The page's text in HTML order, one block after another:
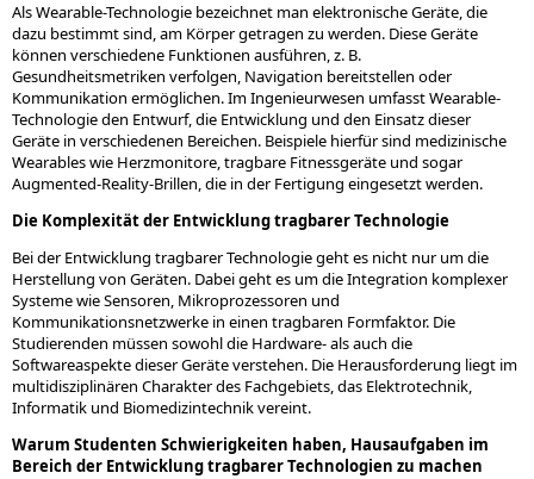
Als Wearable-Technologie bezeichnet man elektronische Geräte, die
dazu bestimmt sind, am Körper getragen zu werden. Diese Geräte
können verschiedene Funktionen ausführen, z. B.
Gesundheitsmetriken verfolgen, Navigation bereitstellen oder
Kommunikation ermöglichen. Im Ingenieurwesen umfasst Wearable-
Technologie den Entwurf, die Entwicklung und den Einsatz dieser
Geräte in verschiedenen Bereichen. Beispiele hierfür sind medizinische
Wearables wie Herzmonitore, tragbare Fitnessgeräte und sogar
Augmented-Reality-Brillen, die in der Fertigung eingesetzt werden.
Die Komplexität der Entwicklung tragbarer Technologie
Bei der Entwicklung tragbarer Technologie geht es nicht nur um die
Herstellung von Geräten. Dabei geht es um die Integration komplexer
Systeme wie Sensoren, Mikroprozessoren und
Kommunikationsnetzwerke in einen tragbaren Formfaktor. Die
Studierenden müssen sowohl die Hardware- als auch die
Softwareaspekte dieser Geräte verstehen. Die Herausforderung liegt im
multidisziplinären Charakter des Fachgebiets, das Elektrotechnik,
Informatik und Biomedizintechnik vereint.
Warum Studenten Schwierigkeiten haben, Hausaufgaben im
Bereich der Entwicklung tragbarer Technologien zu machen